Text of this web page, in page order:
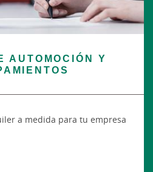
AUTOMOCIÓN Y
a medida para tu empresa